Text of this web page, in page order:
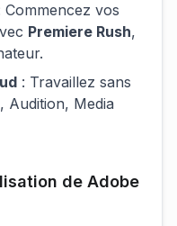
vos
Premiere Rush,
: Travaillez sans
Audition, Media
de Adobe